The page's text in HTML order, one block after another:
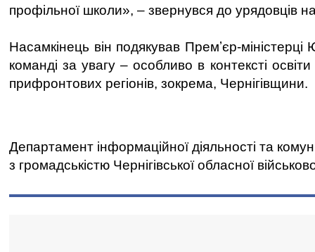
профільної школи», – звернувся до урядовців
Насамкінець він подякував Премʼєр-міністерці
команді за увагу – особливо в контексті
прифронтових регіонів, зокрема, Чернігівщини.
Департамент інформаційної діяльності та
з громадськістю Чернігівської обласної